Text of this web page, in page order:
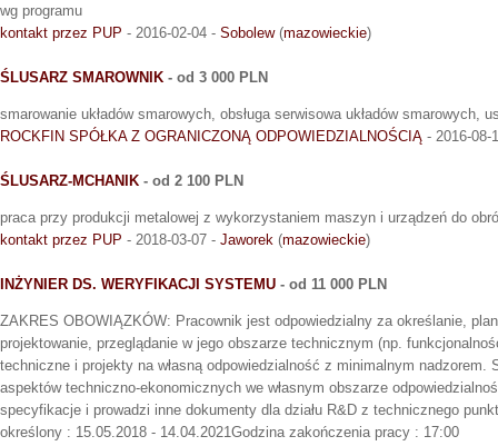
wg programu
kontakt przez PUP - 2016-02-04 - Sobolew(mazowieckie)
ŚLUSARZ SMAROWNIK - od 3 000 PLN
smarowanie układów smarowych, obsługa serwisowa układów smarowych,
ROCKFIN SPÓŁKA Z OGRANICZONĄ ODPOWIEDZIALNOŚCIĄ - 2016-08-
ŚLUSARZ-MCHANIK - od 2 100 PLN
praca przy produkcji metalowej z wykorzystaniem maszyn i urządzeń do
kontakt przez PUP - 2018-03-07 - Jaworek (mazowieckie)
INŻYNIER DS. WERYFIKACJI SYSTEMU - od 11 000 PLN
ZAKRES OBOWIĄZKÓW: Pracownik jest odpowiedzialny za określanie,
projektowanie, przeglądanie w jego obszarze technicznym (np.
techniczne i projekty na własną odpowiedzialność z minimalnym nadzorem.
aspektów techniczno-ekonomicznych we własnym obszarze
specyfikacje i prowadzi inne dokumenty dla działu R&D z technicznego
określony : 15.05.2018 - 14.04.2021Godzina zakończenia pracy : 17:00